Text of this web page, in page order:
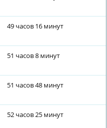
49 часов 16 минут
51 часов 8 минут
51 часов 48 минут
52 часов 25 минут